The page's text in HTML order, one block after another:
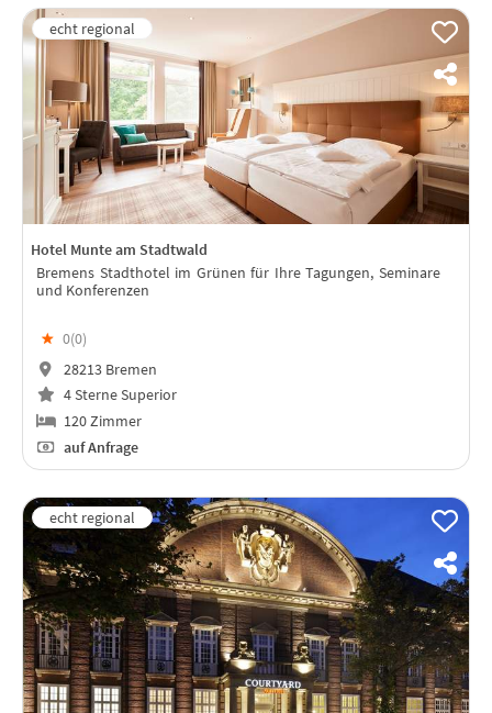
Hotel Munte am Stadtwald
Bremens Stadthotel im Grünen für Ihre Tagungen, Seminare
und Konferenzen
★ 0(0)
28213 Bremen
4 Sterne Superior
120 Zimmer
auf Anfrage